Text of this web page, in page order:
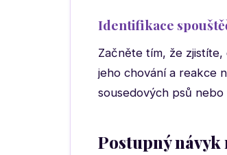
Identifikace
Začněte tím, že
jeho chování a reakce
sousedových psů
Postupný návyk